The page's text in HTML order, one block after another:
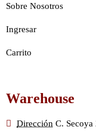
Sobre Nosotros
Ingresar
Carrito
Warehouse
Dirección C.